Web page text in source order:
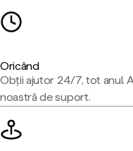
Oricând
Obții ajutor 24/7, tot anul.
noastră de suport.